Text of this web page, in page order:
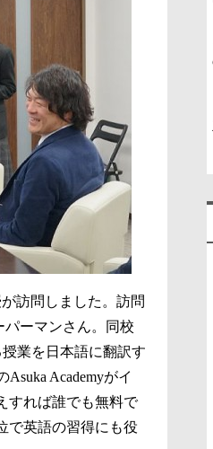
訪問しました。訪問
ーマンさん。同校
業を日本語に翻訳す
Academyがイ
すれば誰でも無料で
で英語の習得にも役